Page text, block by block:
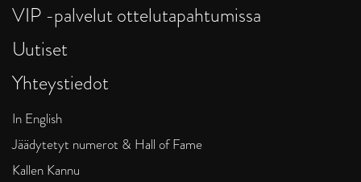
VIP -palvelut ottelutapahtumissa
Uutiset
Yhteystiedot
In English
Jäädytetyt numerot & Hall of Fame
Kallen Kannu